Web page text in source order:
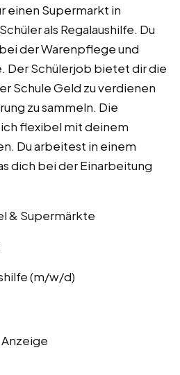
einen Supermarkt in
als Regalaushilfe. Du
der Warenpflege und
Der Schülerjob bietet dir die
Schule Geld zu verdienen
zu sammeln. Die
flexibel mit deinem
Du arbeitest in einem
dich bei der Einarbeitung
& Supermärkte
(m/w/d)
Anzeige